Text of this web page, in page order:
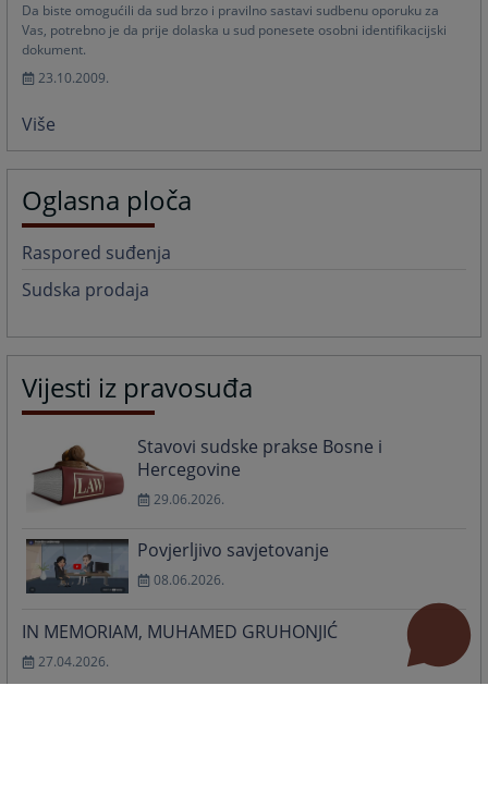
Da biste omogućili da sud brzo i pravilno sastavi sudbenu oporuku za
Vas, potrebno je da prije dolaska u sud ponesete osobni identifikacijski
dokument.
23.10.2009.
Više
Oglasna ploča
Raspored suđenja
Sudska prodaja
Vijesti iz pravosuđa
Stavovi sudske prakse Bosne i
Hercegovine
29.06.2026.
Povjerljivo savjetovanje
08.06.2026.
IN MEMORIAM, MUHAMED GRUHONJIĆ
27.04.2026.